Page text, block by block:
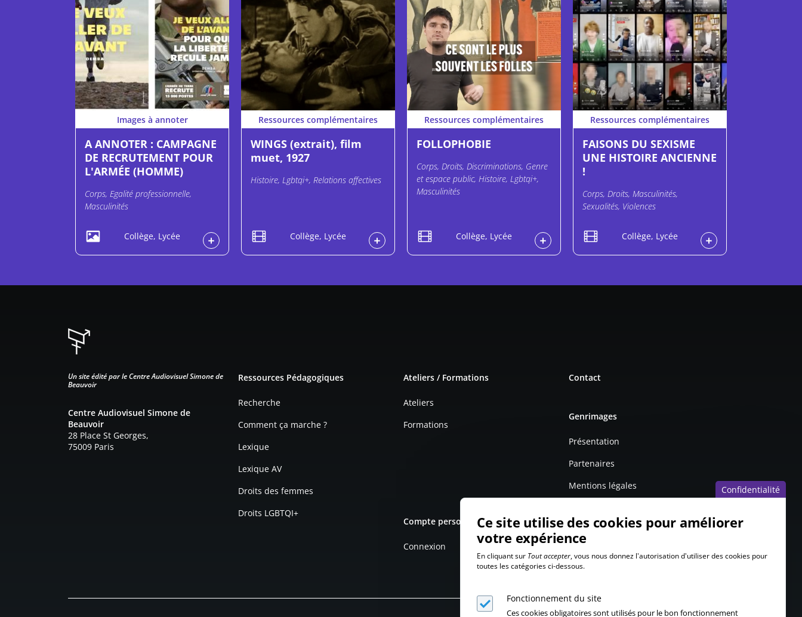
Images à annoter
A ANNOTER : CAMPAGNE
DE RECRUTEMENT POUR
L'ARMÉE (HOMME)
Corps, Egalité professionnelle,
Masculinités
Collège, Lycée
Ressources complémentaires
WINGS (extrait), film
muet, 1927
Histoire, Lgbtqi+, Relations affectives
Collège, Lycée
Ressources complémentaires
FOLLOPHOBIE
Corps, Droits, Discriminations, Genre
et espace public, Histoire, Lgbtqi+,
Masculinités
Collège, Lycée
Ressources complémentaires
FAISONS DU SEXISME
UNE HISTOIRE ANCIENNE
!
Corps, Droits, Masculinités,
Sexualités, Violences
Collège, Lycée
Un site édité par le Centre Audiovisuel Simone de
Beauvoir
Centre Audiovisuel Simone de
Beauvoir
28 Place St Georges,
75009 Paris
Ressources Pédagogiques
Recherche
Comment ça marche ?
Lexique
Lexique AV
Droits des femmes
Droits LGBTQI+
Ateliers / Formations
Ateliers
Formations
Contact
Genrimages
Présentation
Partenaires
Mentions légales
Compte personnel
Connexion
Confidentialité
Ce site utilise des cookies pour améliorer
votre expérience
En cliquant sur Tout accepter, vous nous donnez l'autorisation d'utiliser des cookies pour
toutes les catégories ci-dessous.
Fonctionnement du site
Ces cookies obligatoires sont utilisés pour le bon fonctionnement